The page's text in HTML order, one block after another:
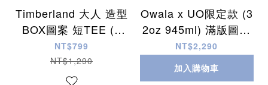
Timberland 大人 造型
BOX圖案 短TEE (5
色)
NT$799
NT$1,290
Owala x UO限定款 (3
2oz 945ml) 滿版圖案
不鏽鋼 FreeSip 水壺
(內有吸管)
NT$2,290
加入購物車